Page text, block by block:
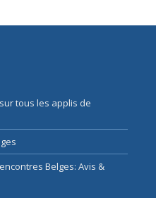
tous les applis de
Belges: Avis &